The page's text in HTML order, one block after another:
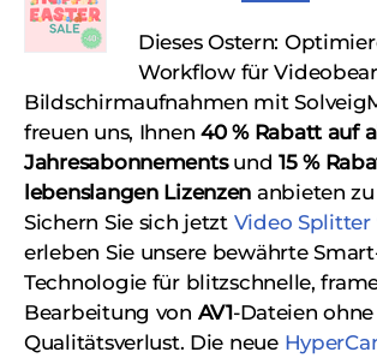
Dieses Ostern:
Workflow für
Bildschirmaufnahmen mit
freuen uns, Ihnen40 % Rabatt auf
Jahresabonnementsund 15 %
lebenslangen Lizenzen anbieten
Sichern Sie sich jetzt Video Splitter
erleben Sie unsere bewährte
Technologie für blitzschnelle,
Bearbeitung von AV1-Dateien ohne
Qualitätsverlust. Die neue